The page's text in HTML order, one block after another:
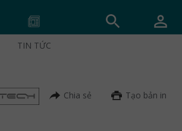
TIN TỨC
Chia sẻ Tạo bản in